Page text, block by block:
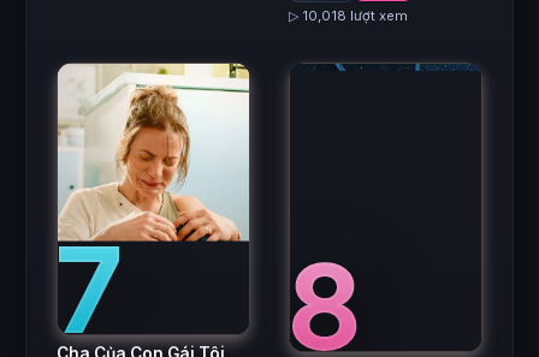
▷ 10,018 lượt xem
7 8